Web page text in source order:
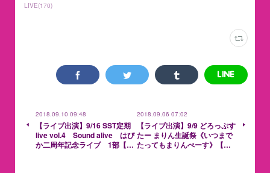
LIVE(170)
2018.09.10 09:48
【ライブ出演】9/16 SST定期
live vol.4 Sound alive はぴ
か二周年記念ライブ 1部【…
2018.09.06 07:02
【ライブ出演】9/9 どろっぷす
たー まりん生誕祭《いつまで
たってもまりんぺーす》【…